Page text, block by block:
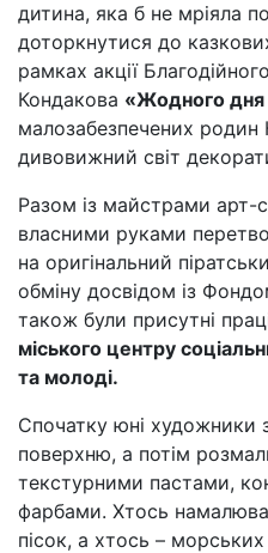
дитина, яка б не мріяла
доторкнутися до
рамках акції
Кондакова «Жодного дня
малозабезпечених
дивовижний світ
Разом із майстрами арт-
власними руками
на оригінальний
обміну досвідом із
також були присутні
міського центру
та молоді.
Спочатку юні художники
поверхню, а потім
текстурними пастами,
фарбами. Хтось
пісок, а хтось –